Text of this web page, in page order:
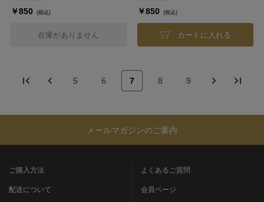
￥850 (税込)
在庫がありません
￥850 (税込)
カートに入れる
5 6 7 8 9
メールマガジンのご案内
ご購入方法
配送について
よくあるご質問
会員ページ